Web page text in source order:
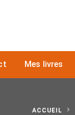
Mes livres
ACCUEIL